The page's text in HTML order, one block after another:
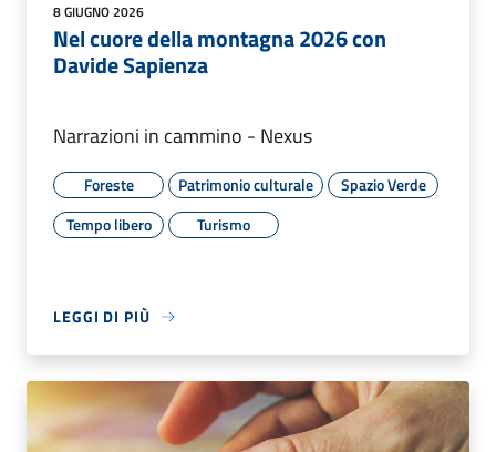
8 GIUGNO 2026
Nel cuore della montagna 2026 con
Davide Sapienza
Narrazioni in cammino - Nexus
Foreste Patrimonio culturale
Spazio Verde
Tempo libero
Turismo
LEGGI DI PIÙ